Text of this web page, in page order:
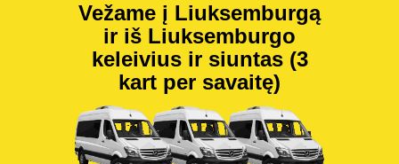
Vežame į Liuksemburgą
ir iš Liuksemburgo
keleivius ir siuntas (3
kart per savaitę)